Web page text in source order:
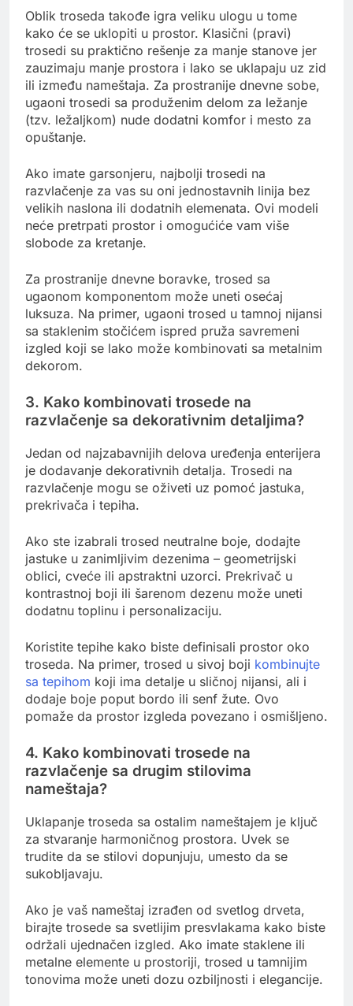
Oblik troseda takođe igra veliku ulogu u tome
kako će se uklopiti u prostor. Klasični (pravi)
trosedi su praktično rešenje za manje stanove jer
zauzimaju manje prostora i lako se uklapaju uz zid
ili između nameštaja. Za prostranije dnevne sobe,
ugaoni trosedi sa produženim delom za ležanje
(tzv. ležaljkom) nude dodatni komfor i mesto za
opuštanje.
Ako imate garsonjeru, najbolji trosedi na
razvlačenje za vas su oni jednostavnih linija bez
velikih naslona ili dodatnih elemenata. Ovi modeli
neće pretrpati prostor i omogućiće vam više
slobode za kretanje.
Za prostranije dnevne boravke, trosed sa
ugaonom komponentom može uneti osećaj
luksuza. Na primer, ugaoni trosed u tamnoj nijansi
sa staklenim stočićem ispred pruža savremeni
izgled koji se lako može kombinovati sa metalnim
dekorom.
3. Kako kombinovati trosede na
razvlačenje sa dekorativnim detaljima?
Jedan od najzabavnijih delova uređenja enterijera
je dodavanje dekorativnih detalja. Trosedi na
razvlačenje mogu se oživeti uz pomoć jastuka,
prekrivača i tepiha.
Ako ste izabrali trosed neutralne boje, dodajte
jastuke u zanimljivim dezenima – geometrijski
oblici, cveće ili apstraktni uzorci. Prekrivač u
kontrastnoj boji ili šarenom dezenu može uneti
dodatnu toplinu i personalizaciju.
Koristite tepihe kako biste definisali prostor oko
troseda. Na primer, trosed u sivoj boji kombinujte
sa tepihom koji ima detalje u sličnoj nijansi, ali i
dodaje boje poput bordo ili senf žute. Ovo
pomaže da prostor izgleda povezano i osmišljeno.
4. Kako kombinovati trosede na
razvlačenje sa drugim stilovima
nameštaja?
Uklapanje troseda sa ostalim nameštajem je ključ
za stvaranje harmoničnog prostora. Uvek se
trudite da se stilovi dopunjuju, umesto da se
sukobljavaju.
Ako je vaš nameštaj izrađen od svetlog drveta,
birajte trosede sa svetlijim presvlakama kako biste
održali ujednačen izgled. Ako imate staklene ili
metalne elemente u prostoriji, trosed u tamnijim
tonovima može uneti dozu ozbiljnosti i elegancije.